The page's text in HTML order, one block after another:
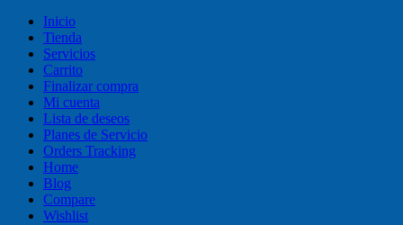
Inicio
Tienda
Servicios
Carrito
Finalizar compra
Mi cuenta
Lista de deseos
Planes de Servicio
Orders Tracking
Home
Blog
Compare
Wishlist